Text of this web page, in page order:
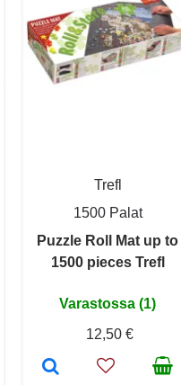
Trefl
1500 Palat
Puzzle Roll Mat up to
1500 pieces Trefl
Varastossa (1)
12,50 €